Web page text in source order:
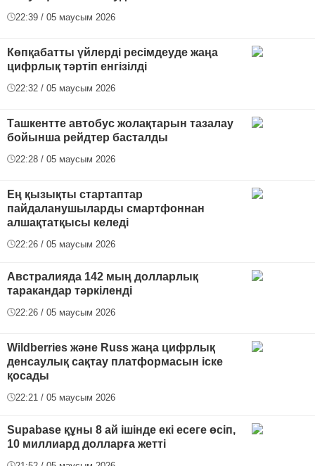
22:39 / 05 маусым 2026
Көпқабатты үйлерді ресімдеуде жаңа
цифрлық тәртіп енгізілді
22:32 / 05 маусым 2026
Ташкентте автобус жолақтарын тазалау
бойынша рейдтер басталды
22:28 / 05 маусым 2026
Ең қызықты стартаптар
пайдаланушыларды смартфоннан
алшақтатқысы келеді
22:26 / 05 маусым 2026
Австралияда 142 мың долларлық
таракандар тәркіленді
22:26 / 05 маусым 2026
Wildberries және Russ жаңа цифрлық
денсаулық сақтау платформасын іске
қосады
22:21 / 05 маусым 2026
Supabase құны 8 ай ішінде екі есеге өсіп,
10 миллиард долларға жетті